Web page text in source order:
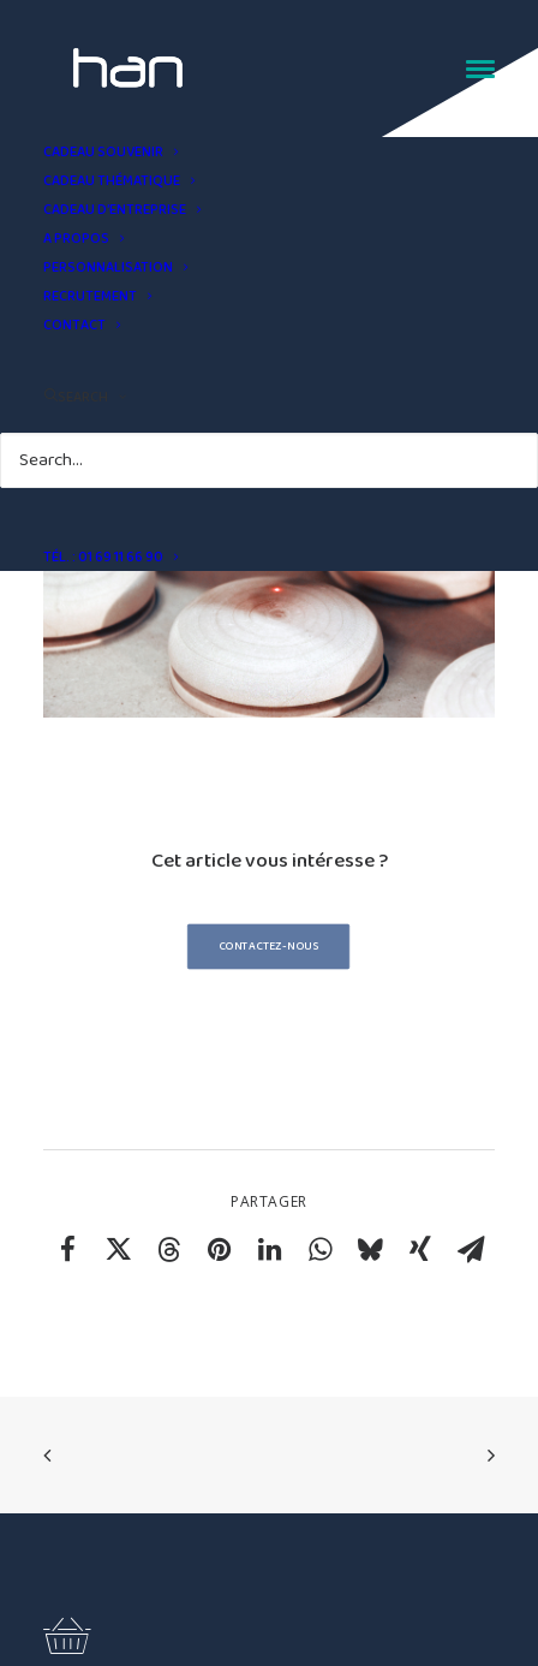
CADEAU SOUVENIR
CADEAU THÉMATIQUE
CADEAU D’ENTREPRISE
A PROPOS
PERSONNALISATION
RECRUTEMENT
CONTACT
TÉL. : 01 69 11 66 90
Gravure sur bois objets
publicitaires
Cet article vous intéresse ?
CONTACTEZ-NOUS
PARTAGER